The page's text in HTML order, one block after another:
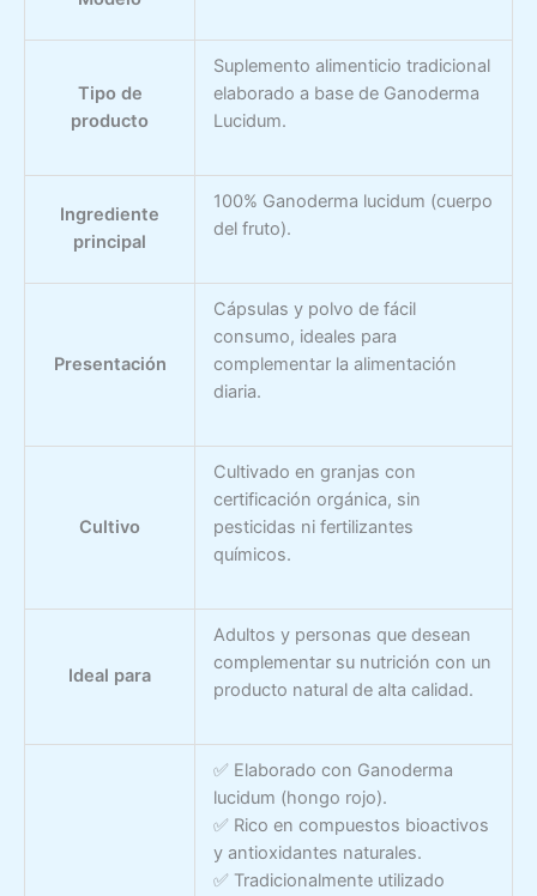
Tipo de
producto
Suplemento alimenticio tradicional
elaborado a base de Ganoderma
Lucidum.
Ingrediente
principal
100% Ganoderma lucidum (cuerpo
del fruto).
Presentación
Cápsulas y polvo de fácil
consumo, ideales para
complementar la alimentación
diaria.
Cultivo
Cultivado en granjas con
certificación orgánica, sin
pesticidas ni fertilizantes
químicos.
Ideal para
Adultos y personas que desean
complementar su nutrición con un
producto natural de alta calidad.
✅ Elaborado con Ganoderma
lucidum (hongo rojo).
✅ Rico en compuestos bioactivos
y antioxidantes naturales.
✅ Tradicionalmente utilizado